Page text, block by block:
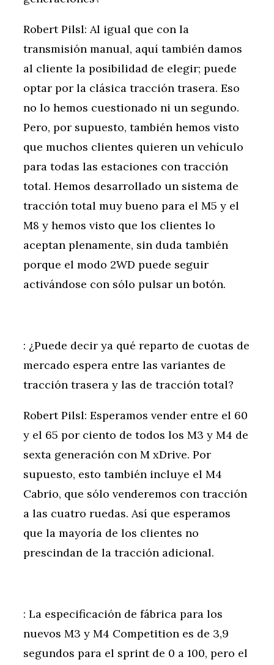
Robert Pilsl: Al igual que con la
transmisión manual, aquí también damos
al cliente la posibilidad de elegir; puede
optar por la clásica tracción trasera. Eso
no lo hemos cuestionado ni un segundo.
Pero, por supuesto, también hemos visto
que muchos clientes quieren un vehículo
para todas las estaciones con tracción
total. Hemos desarrollado un sistema de
tracción total muy bueno para el M5 y el
M8 y hemos visto que los clientes lo
aceptan plenamente, sin duda también
porque el modo 2WD puede seguir
activándose con sólo pulsar un botón.
: ¿Puede decir ya qué reparto de cuotas de
mercado espera entre las variantes de
tracción trasera y las de tracción total?
Robert Pilsl: Esperamos vender entre el 60
y el 65 por ciento de todos los M3 y M4 de
sexta generación con M xDrive. Por
supuesto, esto también incluye el M4
Cabrio, que sólo venderemos con tracción
a las cuatro ruedas. Así que esperamos
que la mayoría de los clientes no
prescindan de la tracción adicional.
: La especificación de fábrica para los
nuevos M3 y M4 Competition es de 3,9
segundos para el sprint de 0 a 100, pero el